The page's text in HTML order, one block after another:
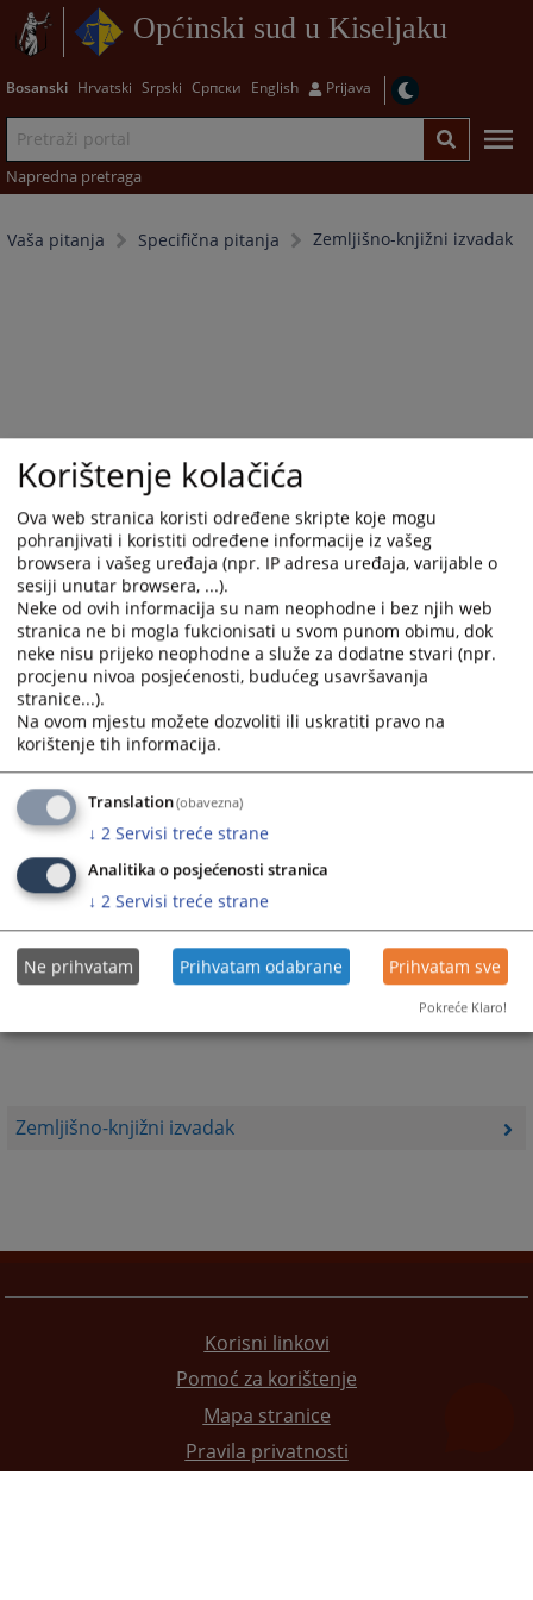
Općinski sud u Kiseljaku
Bosanski Hrvatski Srpski Српски English Prijava
Napredna pretraga
Vaša pitanja Specifična pitanja Zemljišno-knjižni izvadak
Zemljišno-knjižni izvadak
Trenutno nema vijesti
Korisni linkovi
Pomoć za korištenje
Mapa stranice
Pravila privatnosti
Korištenje kolačića
Ova web stranica koristi određene skripte koje mogu
pohranjivati i koristiti određene informacije iz vašeg
browsera i vašeg uređaja (npr. IP adresa uređaja, varijable o
sesiji unutar browsera, ...).
Neke od ovih informacija su nam neophodne i bez njih web
stranica ne bi mogla fukcionisati u svom punom obimu, dok
neke nisu prijeko neophodne a služe za dodatne stvari (npr.
procjenu nivoa posjećenosti, budućeg usavršavanja
stranice...).
Na ovom mjestu možete dozvoliti ili uskratiti pravo na
korištenje tih informacija.
Translation(obavezna)
↓ 2 Servisi treće strane
Analitika o posjećenosti stranica
↓ 2 Servisi treće strane
Ne prihvatam Prihvatam odabrane Prihvatam sve
Pokreće Klaro!